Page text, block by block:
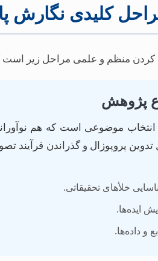
کلیدی نگارش
کردن منظم و علمی مراحل زیر
انتخاب موضوعی است که هم
تدوین پروپوزال و گذراندن
خلأهای تحقیقاتی.
ایده‌ها.
و داده‌ها.